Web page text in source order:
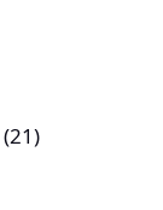
(21)